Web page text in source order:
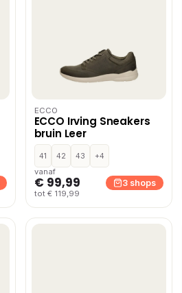
ECCO
ECCO Irving Sneakers
bruin Leer
41 42 43
+4
vanaf
€ 99,99
tot € 119,99
3 shops